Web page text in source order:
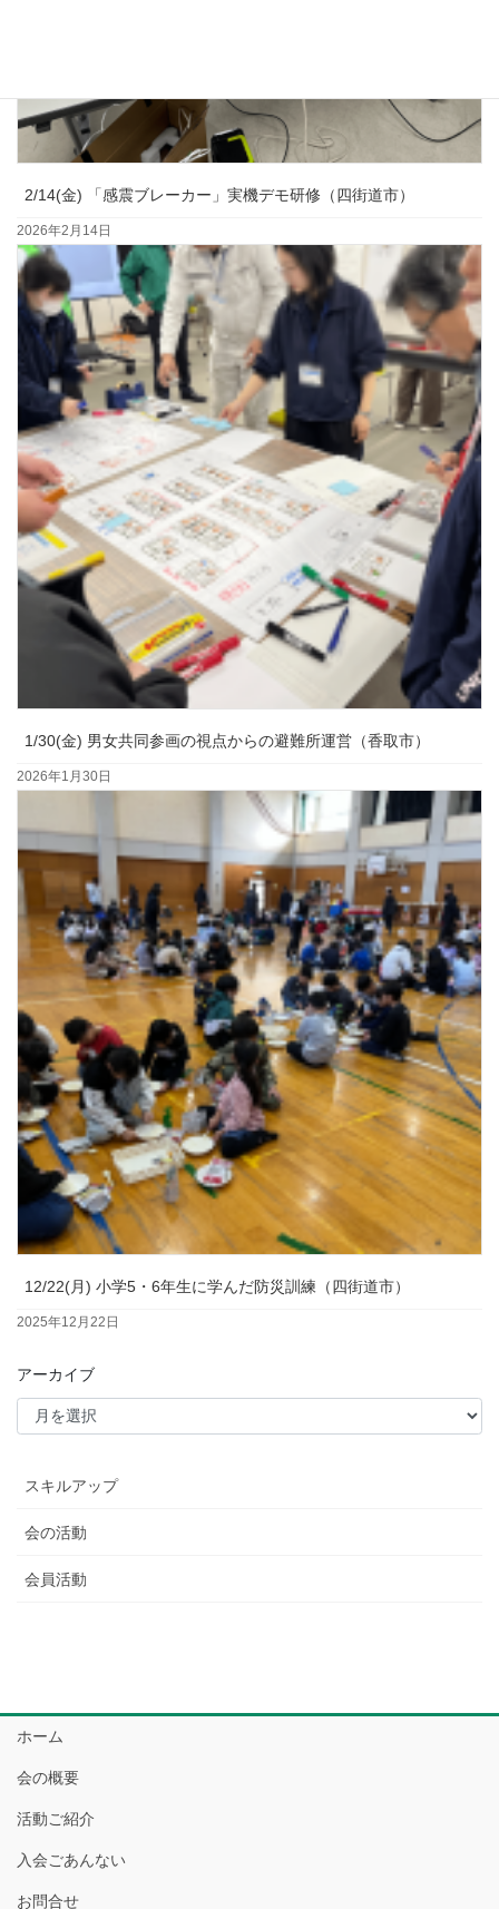
2/14(金) 「感震ブレーカー」実機デモ研修（四街道市）
2026年2月14日
1/30(金) 男女共同参画の視点からの避難所運営（香取市）
2026年1月30日
12/22(月) 小学5・6年生に学んだ防災訓練（四街道市）
2025年12月22日
アーカイブ
スキルアップ
会の活動
会員活動
ホーム
会の概要
活動ご紹介
入会ごあんない
お問合せ